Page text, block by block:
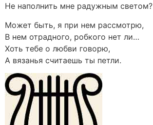
Не наполнить мне радужным светом?
Может быть, я при нем рассмотрю,
В нем отрадного, робкого нет ли…
Хоть тебе о любви говорю,
А вязанья считаешь ты петли.